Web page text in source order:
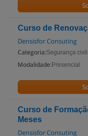
Curso de
Densisfor Consuting
Categoria:Segurança civil
Modalidade: Presencial
Curso de
Meses
Densisfor Consuting